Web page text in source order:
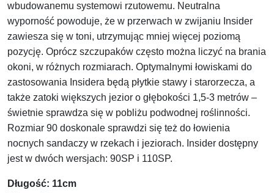
wbudowanemu systemowi rzutowemu. Neutralna
wyporność powoduje, że w przerwach w zwijaniu Insider
zawiesza się w toni, utrzymując mniej więcej poziomą
pozycję. Oprócz szczupaków często można liczyć na brania
okoni, w różnych rozmiarach. Optymalnymi łowiskami do
zastosowania Insidera będą płytkie stawy i starorzecza, a
także zatoki większych jezior o głębokości 1,5-3 metrów –
świetnie sprawdza się w pobliżu podwodnej roślinności.
Rozmiar 90 doskonale sprawdzi się też do łowienia
nocnych sandaczy w rzekach i jeziorach. Insider dostępny
jest w dwóch wersjach: 90SP i 110SP.
Długość: 11cm